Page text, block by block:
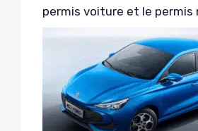
permis voiture et le permis